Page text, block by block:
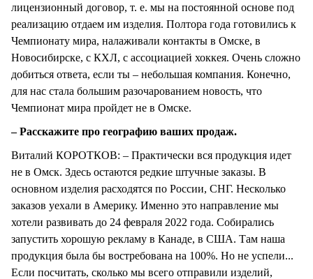
лицензионный договор, т. е. мы на постоянной основе под
реализацию отдаем им изделия. Полтора года готовились к
Чемпионату мира, налаживали контакты в Омске, в
Новосибирске, с КХЛ, с ассоциацией хоккея. Очень сложно
добиться ответа, если ты – небольшая компания. Конечно,
для нас стала большим разочарованием новость, что
Чемпионат мира пройдет не в Омске.
– Расскажите про географию ваших продаж.
Виталий КОРОТКОВ: – Практически вся продукция идет
не в Омск. Здесь остаются редкие штучные заказы. В
основном изделия расходятся по России, СНГ. Несколько
заказов уехали в Америку. Именно это направление мы
хотели развивать до 24 февраля 2022 года. Собирались
запустить хорошую рекламу в Канаде, в США. Там наша
продукция была бы востребована на 100%. Но не успели...
Если посчитать, сколько мы всего отправили изделий,